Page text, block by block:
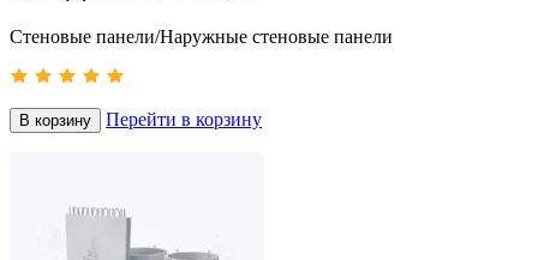
Стеновые панели/Наружные стеновые панели
В корзину Перейти в корзину